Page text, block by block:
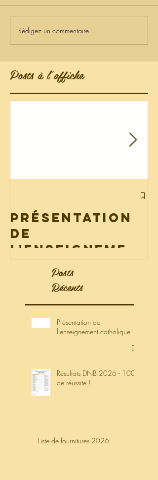
Rédigez un commentaire...
Posts à l'affiche
Présentation
de
l'enseignemen
t catholique
Posts
Récents
Présentation de
l'enseignement catholique
Résultats DNB 2026 - 100%
de réussite !
Liste de fournitures 2026